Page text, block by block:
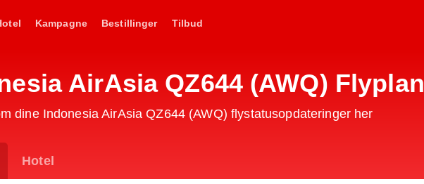
Kampagne Bestillinger Tilbud
AirAsia QZ644 (AWQ) Flyplan
dine Indonesia AirAsia QZ644 (AWQ) flystatusopdateringer her
Hotel